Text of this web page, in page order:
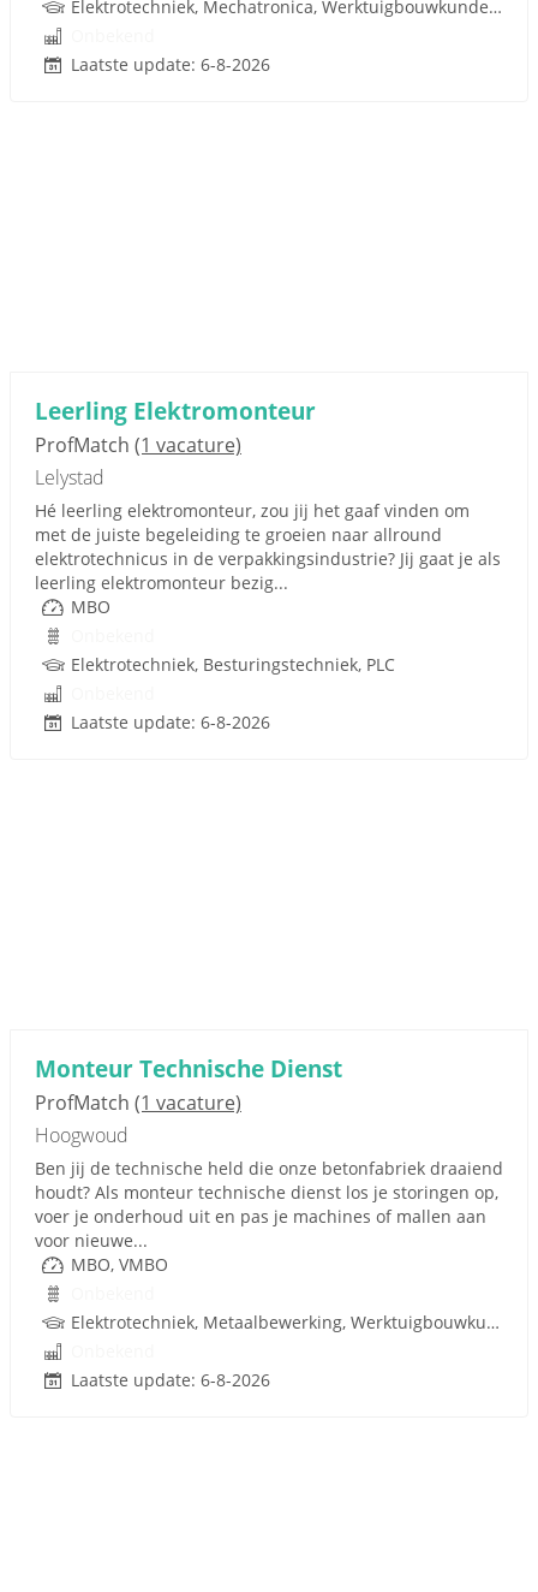
Elektrotechniek, Mechatronica, Werktuigbouwkunde, Pneumatiek
Laatste update: 6-8-2026
Leerling Elektromonteur
ProfMatch (1 vacature)
Lelystad
Hé leerling elektromonteur, zou jij het gaaf vinden om
met de juiste begeleiding te groeien naar allround
elektrotechnicus in de verpakkingsindustrie? Jij gaat je als
leerling elektromonteur bezig...
MBO
Elektrotechniek, Besturingstechniek, PLC
Laatste update: 6-8-2026
Monteur Technische Dienst
ProfMatch (1 vacature)
Hoogwoud
Ben jij de technische held die onze betonfabriek draaiend
houdt? Als monteur technische dienst los je storingen op,
voer je onderhoud uit en pas je machines of mallen aan
voor nieuwe...
MBO, VMBO
Elektrotechniek, Metaalbewerking, Werktuigbouwkunde, Metaal, PLC, Techniek, W-Installaties, VMBO
Laatste update: 6-8-2026